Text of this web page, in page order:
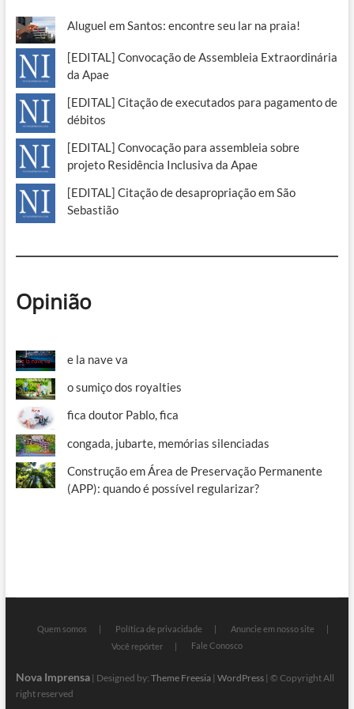
Aluguel em Santos: encontre seu lar na praia!
[EDITAL] Convocação de Assembleia Extraordinária
da Apae
[EDITAL] Citação de executados para pagamento de
débitos
[EDITAL] Convocação para assembleia sobre
projeto Residência Inclusiva da Apae
[EDITAL] Citação de desapropriação em São
Sebastião
Opinião
e la nave va
o sumiço dos royalties
fica doutor Pablo, fica
congada, jubarte, memórias silenciadas
Construção em Área de Preservação Permanente
(APP): quando é possível regularizar?
Quem somos Política de privacidade
Anuncie em nosso site
Você repórter
Fale Conosco
Nova Imprensa| Designed by: Theme Freesia| WordPress| © Copyright All
right reserved